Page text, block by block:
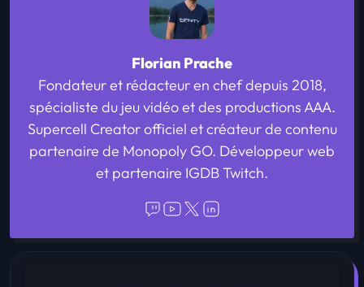
Florian Prache
Fondateur et rédacteur en chef depuis 2018,
spécialiste du jeu vidéo et des productions AAA.
Supercell Creator officiel et créateur de contenu
partenaire de Monopoly GO. Développeur web
et partenaire IGDB Twitch.